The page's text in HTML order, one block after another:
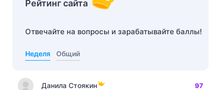
Рейтинг сайта
Отвечайте на вопросы и зарабатывайте баллы!
Неделя Общий
Данила Стоякин 97